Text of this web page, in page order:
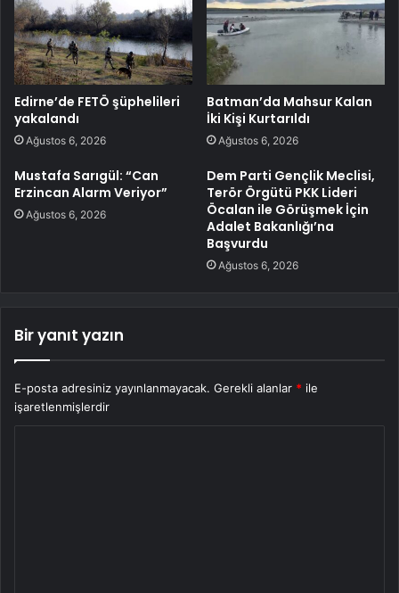
Edirne’de FETÖ şüphelileri
yakalandı
Ağustos 6, 2026
Batman’da Mahsur Kalan
İki Kişi Kurtarıldı
Ağustos 6, 2026
Mustafa Sarıgül: “Can
Erzincan Alarm Veriyor”
Ağustos 6, 2026
Dem Parti Gençlik Meclisi,
Terör Örgütü PKK Lideri
Öcalan ile Görüşmek İçin
Adalet Bakanlığı’na
Başvurdu
Ağustos 6, 2026
Bir yanıt yazın
E-posta adresiniz yayınlanmayacak. Gerekli alanlar * ile
işaretlenmişlerdir